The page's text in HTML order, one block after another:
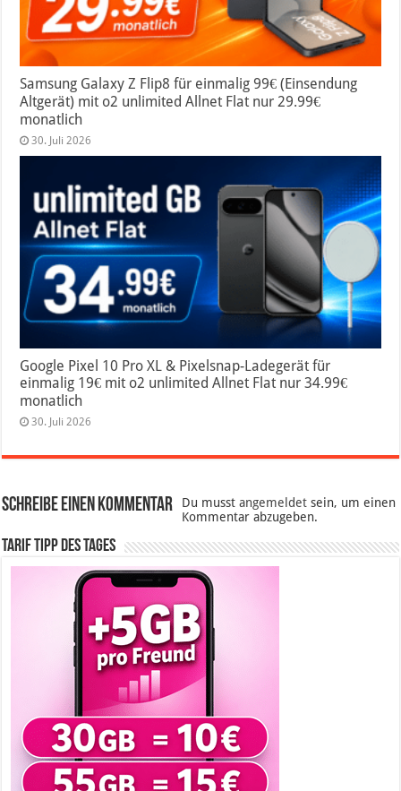
Samsung Galaxy Z Flip8 für einmalig 99€ (Einsendung
Altgerät) mit o2 unlimited Allnet Flat nur 29.99€
monatlich
30. Juli 2026
Google Pixel 10 Pro XL & Pixelsnap-Ladegerät für
einmalig 19€ mit o2 unlimited Allnet Flat nur 34.99€
monatlich
30. Juli 2026
Schreibe einen Kommentar Du musstangemeldet sein, um einen
Kommentar abzugeben.
Tarif Tipp des Tages